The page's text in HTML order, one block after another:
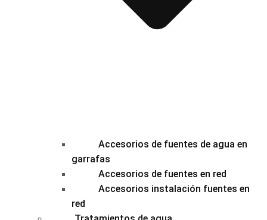
Accesorios de fuentes de agua en
garrafas
Accesorios de fuentes en red
Accesorios instalación fuentes en
red